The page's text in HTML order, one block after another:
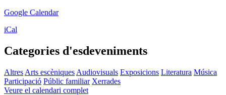
Google Calendar
iCal
Categories d'esdeveniments
Altres Arts escèniques Audiovisuals Exposicions Literatura Música
Participació Públic familiar Xerrades
Veure el calendari complet